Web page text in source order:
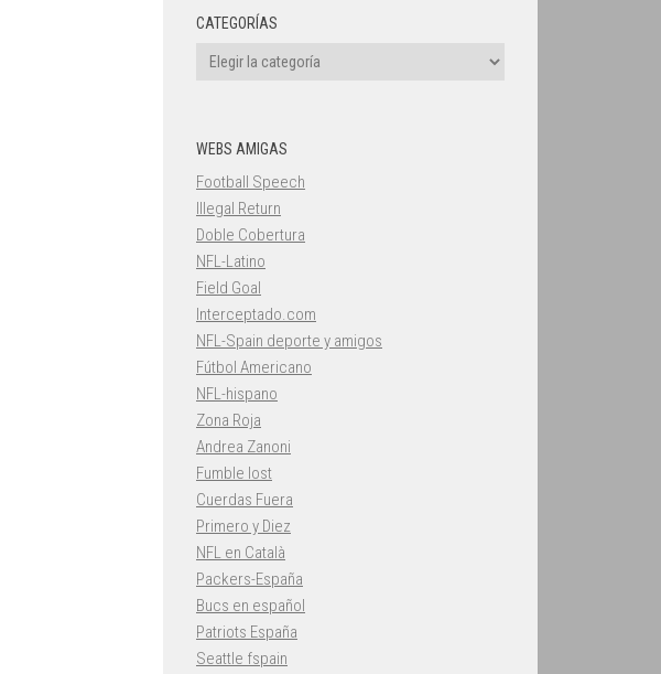
CATEGORÍAS
Categorías
WEBS AMIGAS
Football Speech
Illegal Return
Doble Cobertura
NFL-Latino
Field Goal
Interceptado.com
NFL-Spain deporte y amigos
Fútbol Americano
NFL-hispano
Zona Roja
Andrea Zanoni
Fumble lost
Cuerdas Fuera
Primero y Diez
NFL en Català
Packers-España
Bucs en español
Patriots España
Seattle fspain